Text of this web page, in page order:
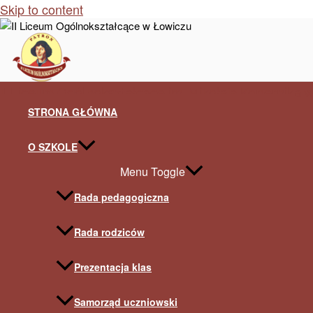
Skip to content
STRONA GŁÓWNA
O SZKOLE
Menu Toggle
Rada pedagogiczna
Rada rodziców
Prezentacja klas
Samorząd uczniowski